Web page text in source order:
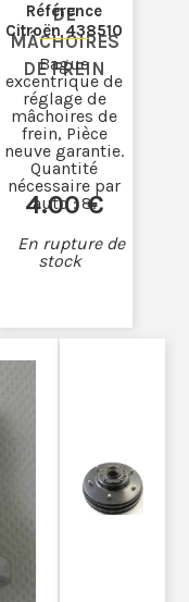
DE
MÂCHOIRES
DE FREIN
Référence
Citroën 438510
4.00 €
En rupture de
stock
Bague
excentrique de
réglage de
mâchoires de
frein, Pièce
neuve garantie.
Quantité
nécessaire par
auto : 8.